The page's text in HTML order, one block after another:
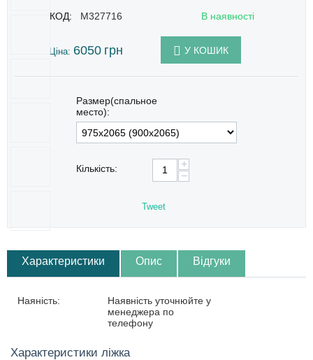
КОД: M327716 В наявності
Ціна: 6050 грн У КОШИК
Размер(спальное
место):
Кількість:
+
−
Tweet
Характеристики Опис Відгуки
Наяність:
Наявність уточнюйте у
менеджера по
телефону
Характеристики ліжка